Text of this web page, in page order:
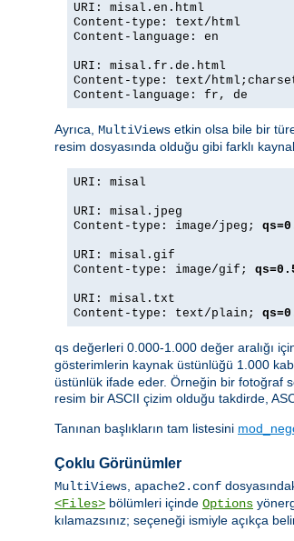
URI: misal.en.html
Content-type: text/html
Content-language: en
URI: misal.fr.de.html
Content-type: text/
Content-language: fr, de
Ayrıca, MultiViews etkin olsa bile bir
resim dosyasında olduğu gibi farklı
URI: misal
URI: misal.jpeg
Content-type: image/jpeg;
URI: misal.gif
Content-type: image/gif;
URI: misal.txt
Content-type: text/plain;
qs değerleri 0.000-1.000 değer aralığı
gösterimlerin kaynak üstünlüğü 1.000
üstünlük ifade eder. Örneğin bir fotoğraf
resim bir ASCII çizim olduğu takdirde,
Tanınan başlıkların tam listesini
Çoklu Görünümler
MultiViews, apache2.conf
<Files> bölümleri içinde Options
kılamazsınız; seçeneği ismiyle açıkça